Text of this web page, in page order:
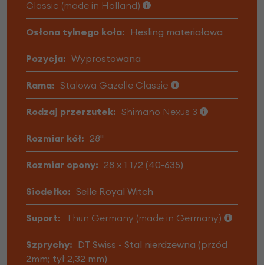
Classic (made in Holland)
Osłona tylnego koła: Hesling materiałowa
Pozycja: Wyprostowana
Rama: Stalowa Gazelle Classic
Rodzaj przerzutek: Shimano Nexus 3
Rozmiar kół: 28"
Rozmiar opony: 28 x 1 1/2 (40-635)
Siodełko: Selle Royal Witch
Suport: Thun Germany (made in Germany)
Szprychy: DT Swiss - Stal nierdzewna (przód
2mm; tył 2,32 mm)